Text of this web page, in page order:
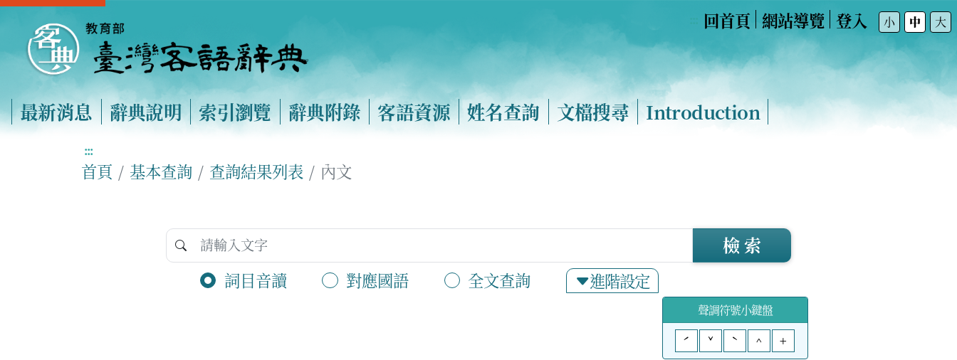
回首頁 網站導覽 登入 小 中 大
最新消息 辭典說明 索引瀏覽 辭典附錄 客語資源 姓名查詢 文檔搜尋 Introduction
:::
首頁 基本查詢 查詢結果列表 內文
詞目音讀 對應國語 全文查詢 進階設定
檢 索
聲調符號小鍵盤
ˊ
ˇ ˋ ^ +